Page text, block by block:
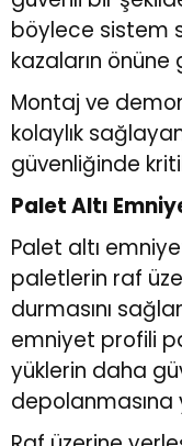
böylece sistem
kazaların önüne
Montaj ve
kolaylık
güvenliğinde
Palet Altı
Palet altı
paletlerin raf
durmasını
emniyet profili
yüklerin daha
depolanmasına